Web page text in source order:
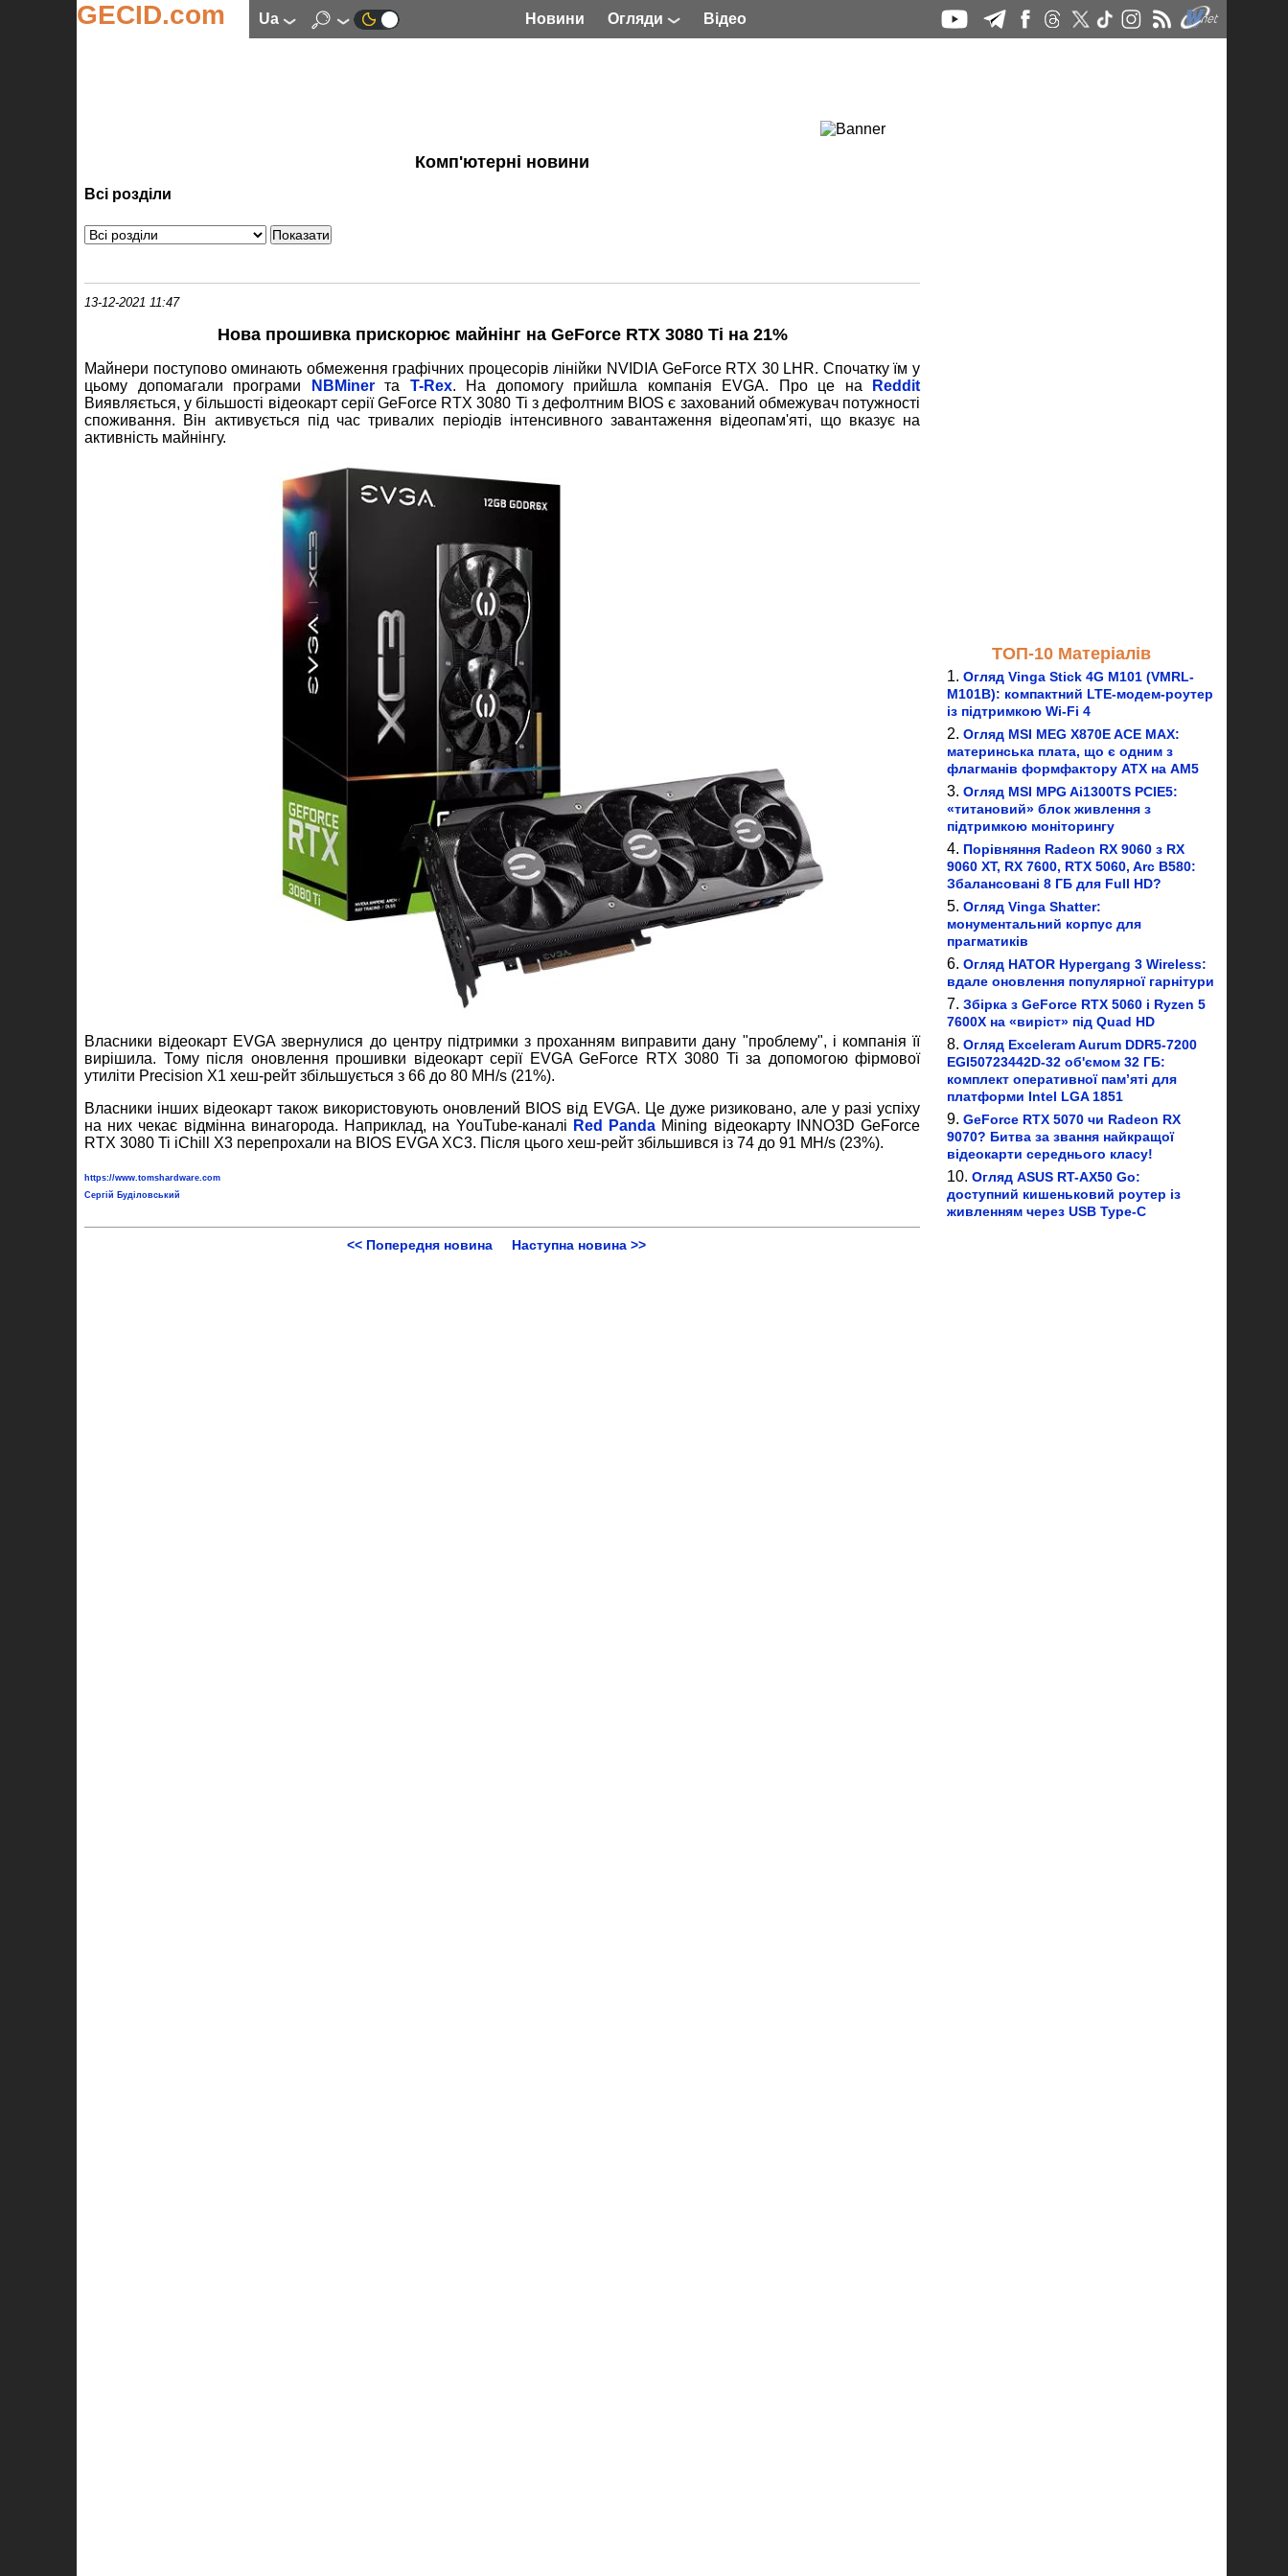
GECID.com ua Новини Огляди Відео
Комп'ютерні новини
Всі розділи
13-12-2021 11:47
Нова прошивка прискорює майнінг на GeForce RTX 3080 Ti на 21%
Майнери поступово оминають обмеження графічних процесорів лінійки NVIDIA GeForce RTX 30 LHR. Спочатку їм у
цьому допомагали програми
NBMinerта T-Rex. На допомогу прийшла компанія EVGA. Про це на
Reddit
Виявляється, у більшості відеокарт серії GeForce RTX 3080 Ti з дефолтним BIOS є захований обмежувач потужності
споживання. Він активується під час тривалих періодів інтенсивного завантаження відеопам'яті, що вказує на
активність майнінгу.
Власники відеокарт EVGA звернулися до центру підтримки з проханням виправити дану "проблему", і компанія її
вирішила. Тому після оновлення прошивки відеокарт серії EVGA GeForce RTX 3080 Ti за допомогою фірмової
утиліти Precision X1 хеш-рейт збільшується з 66 до 80 MH/s (21%).
Власники інших відеокарт також використовують оновлений BIOS від EVGA. Це дуже ризиковано, але у разі успіху
на них чекає відмінна винагорода. Наприклад, на YouTube-каналі Red Panda Mining відеокарту INNO3D GeForce
RTX 3080 Ti iChill X3 перепрохали на BIOS EVGA XC3. Після цього хеш-рейт збільшився із 74 до 91 MH/s (23%).
https://www.tomshardware.com
Сергій Буділовський
<< Попередня новина Наступна новина >>
ТОП-10 Матеріалів
Огляд Vinga Stick 4G M101 (VMRL-
M101B): компактний LTE-модем-роутер
із підтримкою Wi-Fi 4
Огляд MSI MEG X870E ACE MAX:
материнська плата, що є одним з
флагманів формфактору ATX на AM5
Огляд MSI MPG Ai1300TS PCIE5:
«титановий» блок живлення з
підтримкою моніторингу
Порівняння Radeon RX 9060 з RX
9060 XT, RX 7600, RTX 5060, Arc B580:
Збалансовані 8 ГБ для Full HD?
Огляд Vinga Shatter:
монументальний корпус для
прагматиків
Огляд HATOR Hypergang 3 Wireless:
вдале оновлення популярної гарнітури
Збірка з GeForce RTX 5060 і Ryzen 5
7600X на «виріст» під Quad HD
Огляд Exceleram Aurum DDR5-7200
EGI50723442D-32 об'ємом 32 ГБ:
комплект оперативної пам’яті для
платформи Intel LGA 1851
GeForce RTX 5070 чи Radeon RX
9070? Битва за звання найкращої
відеокарти середнього класу!
Огляд ASUS RT-AX50 Go:
доступний кишеньковий роутер із
живленням через USB Type-C